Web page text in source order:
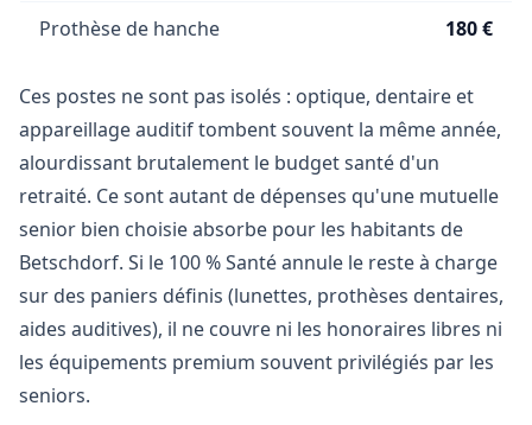
Prothèse de hanche 180 €
Ces postes ne sont pas isolés : optique, dentaire et
appareillage auditif tombent souvent la même année,
alourdissant brutalement le budget santé d'un
retraité. Ce sont autant de dépenses qu'une mutuelle
senior bien choisie absorbe pour les habitants de
Betschdorf. Si le 100 % Santé annule le reste à charge
sur des paniers définis (lunettes, prothèses dentaires,
aides auditives), il ne couvre ni les honoraires libres ni
les équipements premium souvent privilégiés par les
seniors.